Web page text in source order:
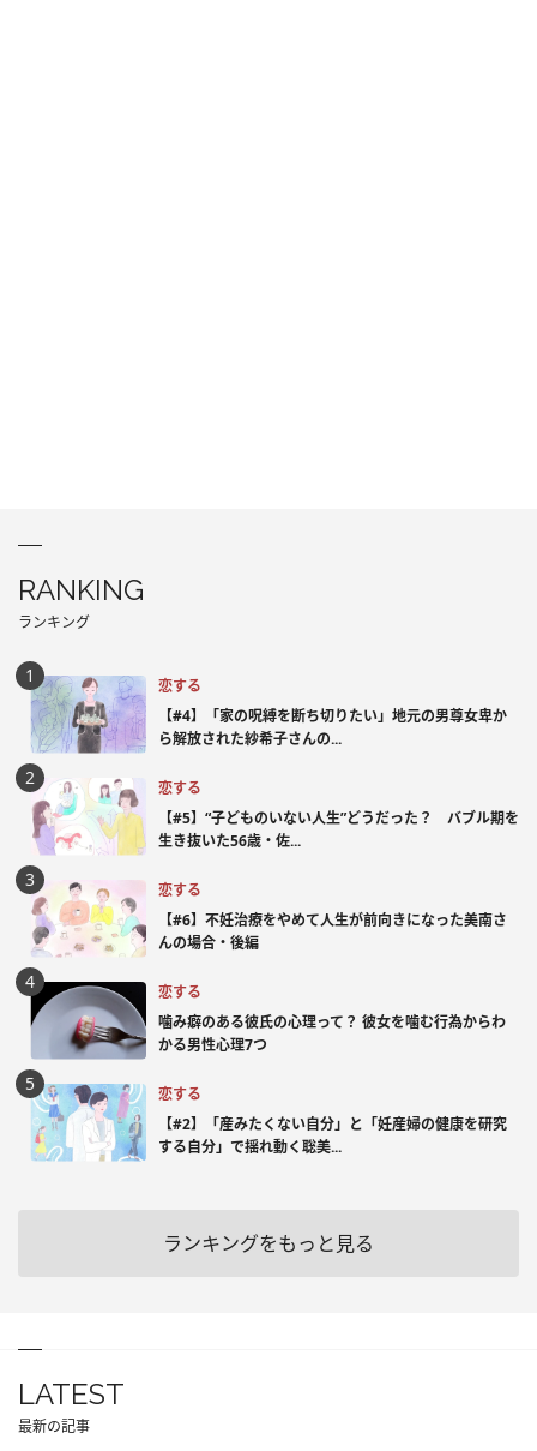
RANKING
ランキング
恋する
【#4】「家の呪縛を断ち切りたい」地元の男尊女卑か
ら解放された紗希子さんの...
恋する
【#5】“子どものいない人生”どうだった？ バブル期を
生き抜いた56歳・佐...
恋する
【#6】不妊治療をやめて人生が前向きになった美南さ
んの場合・後編
恋する
噛み癖のある彼氏の心理って？ 彼女を噛む行為からわ
かる男性心理7つ
恋する
【#2】「産みたくない自分」と「妊産婦の健康を研究
する自分」で揺れ動く聡美...
ランキングをもっと見る
LATEST
最新の記事